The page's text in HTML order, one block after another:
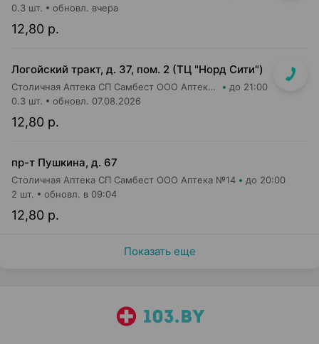
12,80 р.
0.3 шт. обновл. вчера
Логойский тракт, д. 37, пом. 2 (ТЦ "Норд Сити")
Столичная Аптека СП Самбест ООО Аптека №9 до 21:00
12,80 р.
0.3 шт. обновл. 07.08.2026
пр-т Пушкина, д. 67
Столичная Аптека СП Самбест ООО Аптека №14 до 20:00
12,80 р.
2 шт. обновл. в 09:04
Показать еще